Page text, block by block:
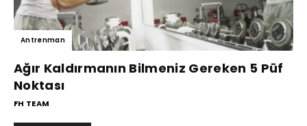
Antrenman
Ağır Kaldırmanın Bilmeniz Gereken 5 Püf
Noktası
FH TEAM